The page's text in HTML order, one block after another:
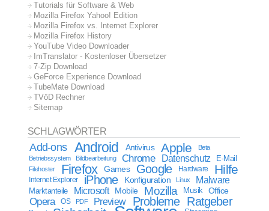
Tutorials für Software & Web
Mozilla Firefox Yahoo! Edition
Mozilla Firefox vs. Internet Explorer
Mozilla Firefox History
YouTube Video Downloader
ImTranslator - Kostenloser Übersetzer
7-Zip Download
GeForce Experience Download
TubeMate Download
TVöD Rechner
Sitemap
SCHLAGWÖRTER
Add-ons Android Antivirus Apple
Beta
Betriebssystem
Bildbearbeitung Chrome Datenschutz E-Mail
Filehoster Firefox Games Google Hardware Hilfe
Internet Explorer iPhone Konfiguration Linux Malware
Marktanteile Microsoft Mobile Mozilla Musik Office
Opera OS PDF Preview Probleme Ratgeber